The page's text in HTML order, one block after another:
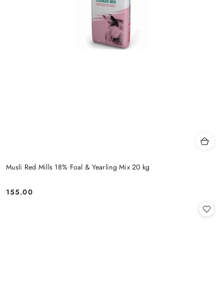
Musli Red Mills 18% Foal & Yearling Mix 20 kg
Cena:
155.00